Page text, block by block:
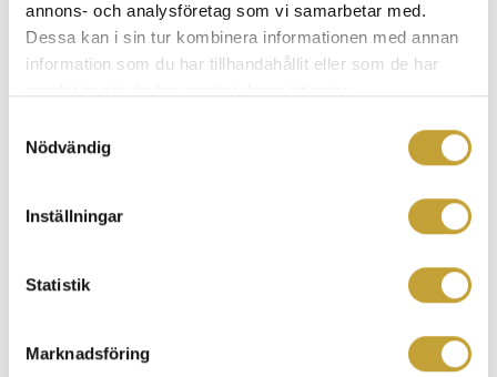
annons- och analysföretag som vi samarbetar med.
Dessa kan i sin tur kombinera informationen med annan
information som du har tillhandahållit eller som de har
Nödvändig
Inställningar
Statistik
Marknadsföring
Bygg och anläggning
Blogginlägg
Övriga nyheter
Tystnad, tagning… trygghet!